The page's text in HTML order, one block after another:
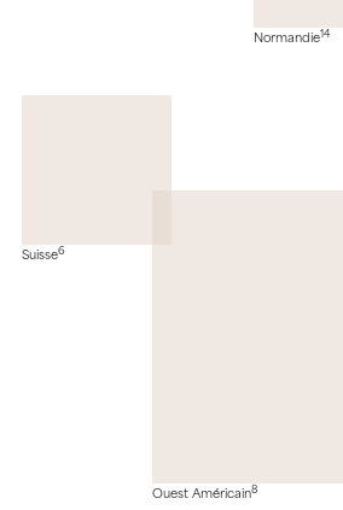
Normandie14
Suisse6
Ouest Américain8